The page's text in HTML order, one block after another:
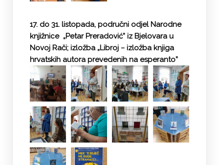
17. do 31. listopada, područni odjel Narodne
knjižnice „Petar Preradović” iz Bjelovara u
Novoj Rači; izložba „Libroj − izložba knjiga
hrvatskih autora prevedenih na esperanto”